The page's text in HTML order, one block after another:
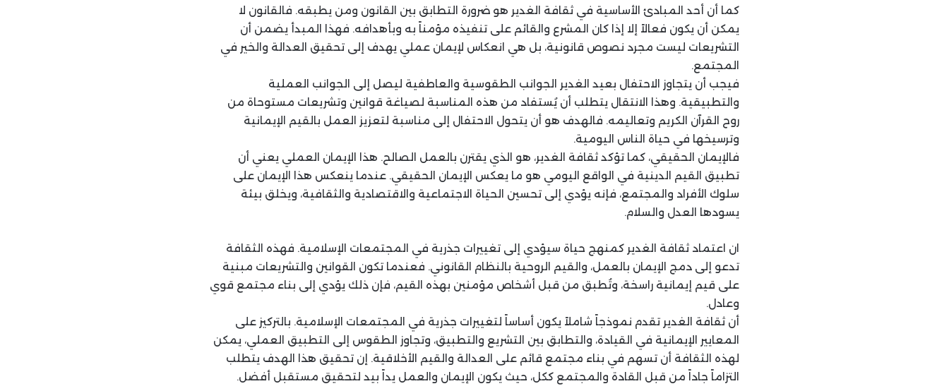
كما أن أحد المبادئ الأساسية في ثقافة الغدير هو ضرورة التطابق بين القانون ومن يطبقه. فالقانون لا
يمكن أن يكون فعالاً إلا إذا كان المشرع والقائم على تنفيذه مؤمناً به وبأهدافه. فهذا المبدأ يضمن أن
التشريعات ليست مجرد نصوص قانونية، بل هي انعكاس لإيمان عملي يهدف إلى تحقيق العدالة والخير في
المجتمع.
فيجب أن يتجاوز الاحتفال بعيد الغدير الجوانب الطقوسية والعاطفية ليصل إلى الجوانب العملية
والتطبيقية. وهذا الانتقال يتطلب أن يُستفاد من هذه المناسبة لصياغة قوانين وتشريعات مستوحاة من
روح القرآن الكريم وتعاليمه. فالهدف هو أن يتحول الاحتفال إلى مناسبة لتعزيز العمل بالقيم الإيمانية
وترسيخها في حياة الناس اليومية.
فالإيمان الحقيقي، كما تؤكد ثقافة الغدير، هو الذي يقترن بالعمل الصالح. هذا الإيمان العملي يعني أن
تطبيق القيم الدينية في الواقع اليومي هو ما يعكس الإيمان الحقيقي. عندما ينعكس هذا الإيمان على
سلوك الأفراد والمجتمع، فإنه يؤدي إلى تحسين الحياة الاجتماعية والاقتصادية والثقافية، ويخلق بيئة
يسودها العدل والسلام.
ان اعتماد ثقافة الغدير كمنهج حياة سيؤدي إلى تغييرات جذرية في المجتمعات الإسلامية. فهذه الثقافة
تدعو إلى دمج الإيمان بالعمل، والقيم الروحية بالنظام القانوني. فعندما تكون القوانين والتشريعات مبنية
على قيم إيمانية راسخة، وتُطبق من قبل أشخاص مؤمنين بهذه القيم، فإن ذلك يؤدي إلى بناء مجتمع قوي
وعادل.
أن ثقافة الغدير تقدم نموذجاً شاملاً يكون أساساً لتغييرات جذرية في المجتمعات الإسلامية. بالتركيز على
المعايير الإيمانية في القيادة، والتطابق بين التشريع والتطبيق، وتجاوز الطقوس إلى التطبيق العملي، يمكن
لهذه الثقافة أن تسهم في بناء مجتمع قائم على العدالة والقيم الأخلاقية. إن تحقيق هذا الهدف يتطلب
التزاماً جاداً من قبل القادة والمجتمع ككل، حيث يكون الإيمان والعمل يداً بيد لتحقيق مستقبل أفضل.